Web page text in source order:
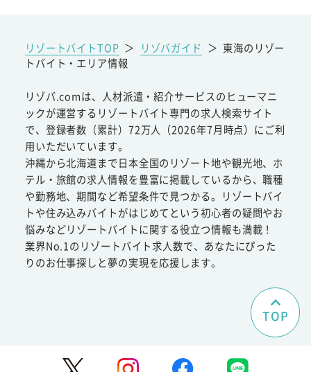
リゾートバイトTOP ＞ リゾバガイド ＞ 東海のリゾー
トバイト・エリア情報
リゾバ.comは、人材派遣・紹介サービスのヒューマニ
ックが運営するリゾートバイト専門の求人検索サイト
で、登録者数（累計）72万人（2026年7月時点）にご利
用いただいています。
沖縄から北海道まで日本全国のリゾート地や観光地、ホ
テル・旅館の求人情報を豊富に掲載しているから、職種
や勤務地、期間など希望条件で見つかる。リゾートバイ
トや住み込みバイトがはじめてという初心者の疑問やお
悩みなどリゾートバイトに関する役立つ情報も満載！
業界No.1のリゾートバイト求人数で、あなたにぴった
りのお仕事探しと夢の実現を応援します。
TOP